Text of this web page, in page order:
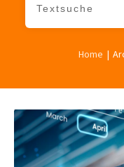
Home |